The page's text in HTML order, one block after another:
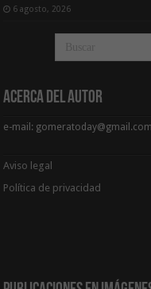
6 agosto, 2026
Acerca del Autor
e-mail:
Aviso legal
Política de privacidad